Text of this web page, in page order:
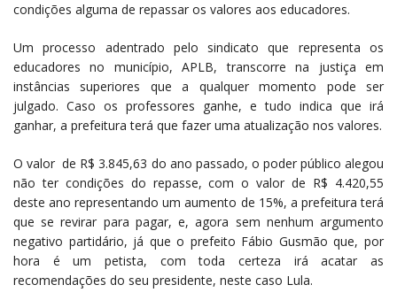
condições alguma de repassar os valores aos educadores.
Um processo adentrado pelo sindicato que representa os
educadores no município, APLB, transcorre na justiça em
instâncias superiores que a qualquer momento pode ser
julgado. Caso os professores ganhe, e tudo indica que irá
ganhar, a prefeitura terá que fazer uma atualização nos valores.
O valor de R$ 3.845,63 do ano passado, o poder público alegou
não ter condições do repasse, com o valor de R$ 4.420,55
deste ano representando um aumento de 15%, a prefeitura terá
que se revirar para pagar, e, agora sem nenhum argumento
negativo partidário, já que o prefeito Fábio Gusmão que, por
hora é um petista, com toda certeza irá acatar as
recomendações do seu presidente, neste caso Lula.